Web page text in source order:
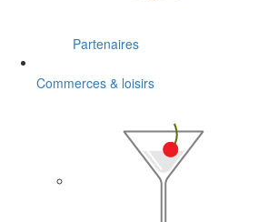
Partenaires
Commerces & loisirs